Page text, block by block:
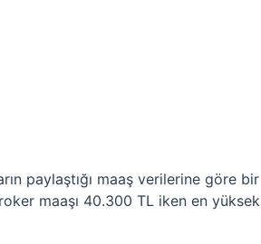
paylaştığı maaş verilerine göre bir
maaşı 40.300 TL iken en yüksek